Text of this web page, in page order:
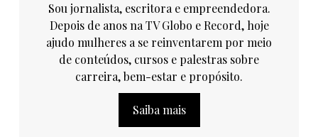
Sou jornalista, escritora e empreendedora.
Depois de anos na TV Globo e Record, hoje
ajudo mulheres a se reinventarem por meio
de conteúdos, cursos e palestras sobre
carreira, bem-estar e propósito.
Saiba mais